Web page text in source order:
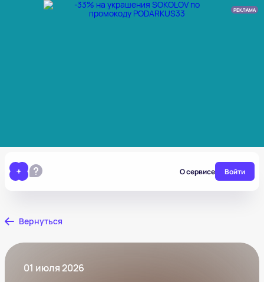
РЕКЛАМА
О сервисе Войти
Вернуться
01 июля 2026